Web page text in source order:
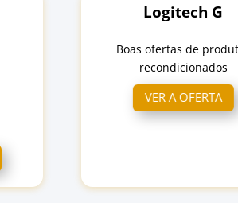
Logitech G
Boas ofertas de
recondicionados
VER A OFERTA